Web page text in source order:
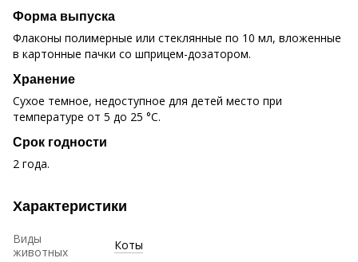
Форма выпуска
Флаконы полимерные или стеклянные по 10 мл, вложенные
в картонные пачки со шприцем-дозатором.
Хранение
Сухое темное, недоступное для детей место при
температуре от 5 до 25 °C.
Срок годности
2 года.
Характеристики
Виды
животных
Коты